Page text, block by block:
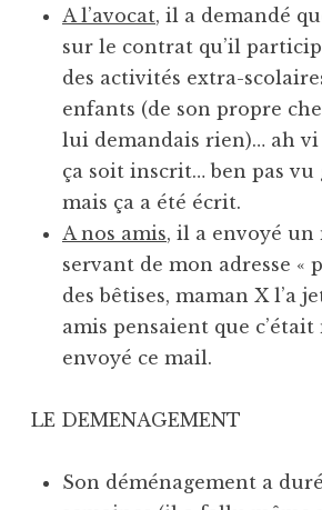
A l’avocat, il a demandé
sur le contrat qu’il
des activités extra-
enfants (de son propre
lui demandais rien)… ah
ça soit inscrit… ben pas vu
mais ça a été écrit.
A nos amis, il a envoyé un
servant de mon adresse «
des bêtises, maman X l’a
amis pensaient que
envoyé ce mail.
LE DEMENAGEMENT
Son déménagement a